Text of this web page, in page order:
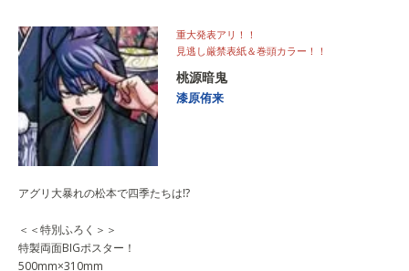
重大発表アリ！！
見逃し厳禁表紙＆巻頭カラー！！
桃源暗鬼
漆原侑来
アグリ大暴れの松本で四季たちは⁉
＜＜特別ふろく＞＞
特製両面BIGポスター！
500mm×310mm